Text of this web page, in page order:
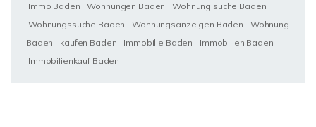
Immo Baden
Wohnungen Baden
Wohnung suche Baden
Wohnungssuche Baden
Wohnungsanzeigen Baden
Wohnung
Baden
kaufen Baden Immobilie Baden
Immobilien Baden
Immobilienkauf Baden